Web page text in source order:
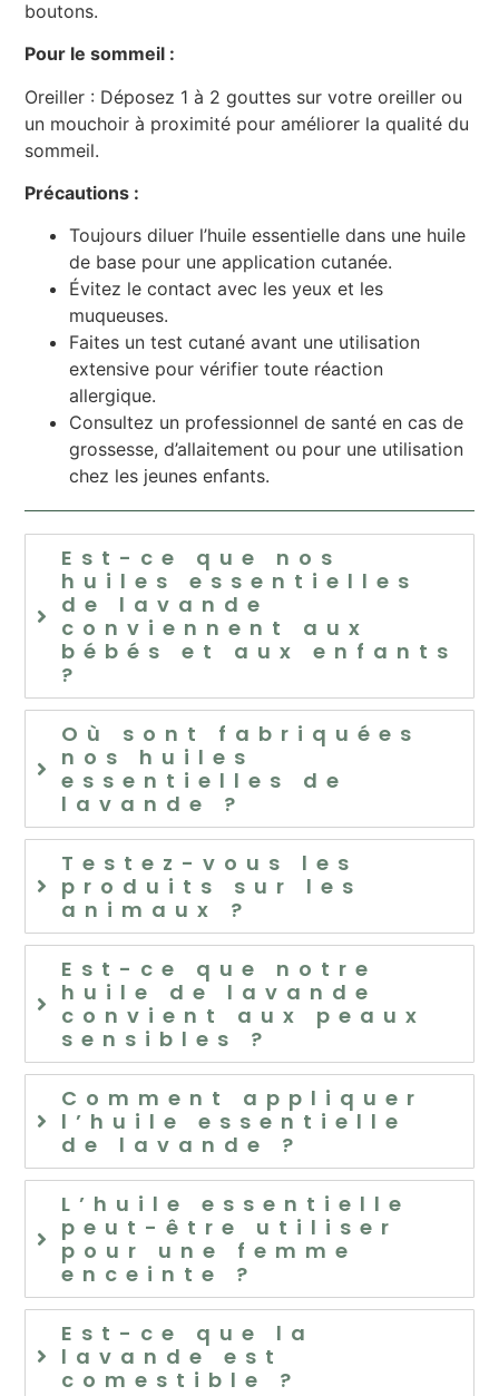
boutons.
Pour le sommeil :
Oreiller : Déposez 1 à 2 gouttes sur votre oreiller ou
un mouchoir à proximité pour améliorer la qualité du
sommeil.
Précautions :
Toujours diluer l’huile essentielle dans une huile
de base pour une application cutanée.
Évitez le contact avec les yeux et les
muqueuses.
Faites un test cutané avant une utilisation
extensive pour vérifier toute réaction
allergique.
Consultez un professionnel de santé en cas de
grossesse, d’allaitement ou pour une utilisation
chez les jeunes enfants.
Est-ce que nos
huiles essentielles
de lavande
conviennent aux
bébés et aux enfants
?
Où sont fabriquées
nos huiles
essentielles de
lavande ?
Testez-vous les
produits sur les
animaux ?
Est-ce que notre
huile de lavande
convient aux peaux
sensibles ?
Comment appliquer
l’huile essentielle
de lavande ?
L’huile essentielle
peut-être utiliser
pour une femme
enceinte ?
Est-ce que la
lavande est
comestible ?